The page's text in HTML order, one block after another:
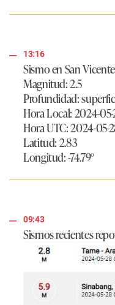
13:16
Sismo en San
Magnitud: 2.5
Profundidad:
Hora Local: 2024-
Hora UTC: 2024-05-
Latitud: 2.83
Longitud: -74.79°
09:43
Sismos recientes